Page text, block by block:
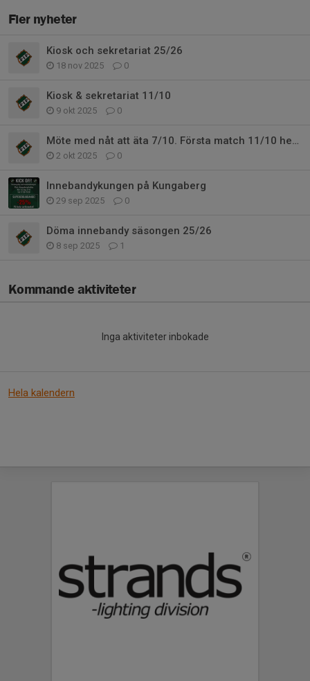
Fler nyheter
Kiosk och sekretariat 25/26
18 nov 2025 0
Kiosk & sekretariat 11/10
9 okt 2025 0
Möte med nåt att äta 7/10. Första match 11/10 hemma
2 okt 2025 0
Innebandykungen på Kungaberg
29 sep 2025 0
Döma innebandy säsongen 25/26
8 sep 2025 1
Kommande aktiviteter
Inga aktiviteter inbokade
Hela kalendern